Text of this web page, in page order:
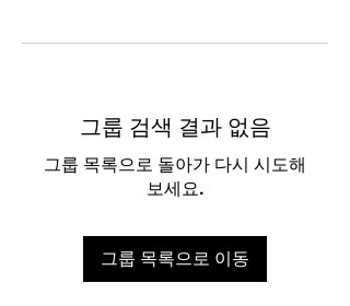
그룹 검색 결과 없음
그룹 목록으로 돌아가 다시 시도해
보세요.
그룹 목록으로 이동